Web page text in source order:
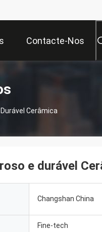
Contacte-Nos
Cerâmica
e durável
Changshan China
Fine-tech